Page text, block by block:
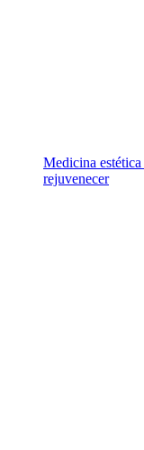
Medicina estética
rejuvenecer